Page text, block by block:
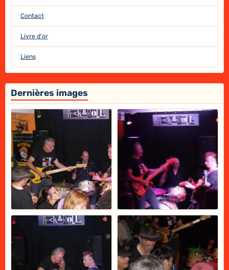
Contact
Livre d'or
Liens
Dernières images